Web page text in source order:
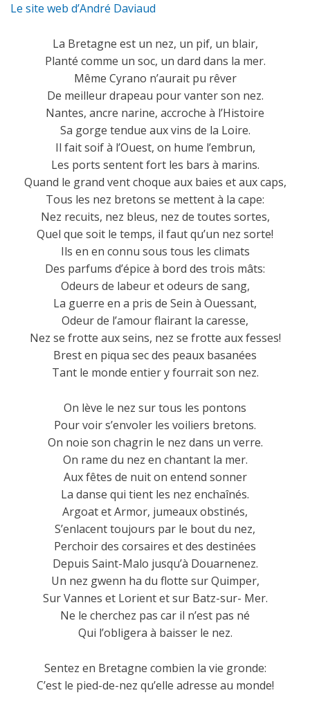
Le site web d’André Daviaud
La Bretagne est un nez, un pif, un blair,
Planté comme un soc, un dard dans la mer.
Même Cyrano n’aurait pu rêver
De meilleur drapeau pour vanter son nez.
Nantes, ancre narine, accroche à l’Histoire
Sa gorge tendue aux vins de la Loire.
Il fait soif à l’Ouest, on hume l’embrun,
Les ports sentent fort les bars à marins.
Quand le grand vent choque aux baies et aux caps,
Tous les nez bretons se mettent à la cape:
Nez recuits, nez bleus, nez de toutes sortes,
Quel que soit le temps, il faut qu’un nez sorte!
Ils en en connu sous tous les climats
Des parfums d’épice à bord des trois mâts:
Odeurs de labeur et odeurs de sang,
La guerre en a pris de Sein à Ouessant,
Odeur de l’amour flairant la caresse,
Nez se frotte aux seins, nez se frotte aux fesses!
Brest en piqua sec des peaux basanées
Tant le monde entier y fourrait son nez.
On lève le nez sur tous les pontons
Pour voir s’envoler les voiliers bretons.
On noie son chagrin le nez dans un verre.
On rame du nez en chantant la mer.
Aux fêtes de nuit on entend sonner
La danse qui tient les nez enchaînés.
Argoat et Armor, jumeaux obstinés,
S’enlacent toujours par le bout du nez,
Perchoir des corsaires et des destinées
Depuis Saint-Malo jusqu’à Douarnenez.
Un nez gwenn ha du flotte sur Quimper,
Sur Vannes et Lorient et sur Batz-sur- Mer.
Ne le cherchez pas car il n’est pas né
Qui l’obligera à baisser le nez.
Sentez en Bretagne combien la vie gronde:
C’est le pied-de-nez qu’elle adresse au monde!